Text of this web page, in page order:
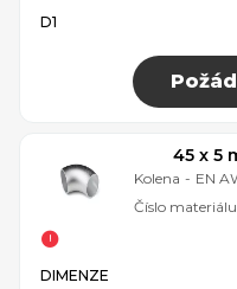
D1
45 x 5
Kolena - EN
Číslo
DIMENZE